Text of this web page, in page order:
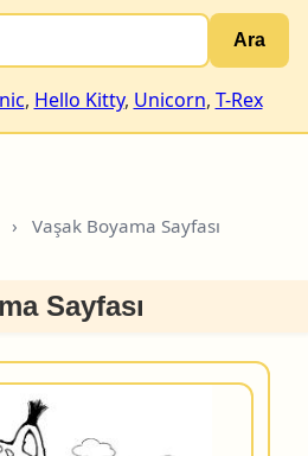
Ara
, Hello Kitty, Unicorn, T-Rex
› Vaşak Boyama Sayfası
Sayfası